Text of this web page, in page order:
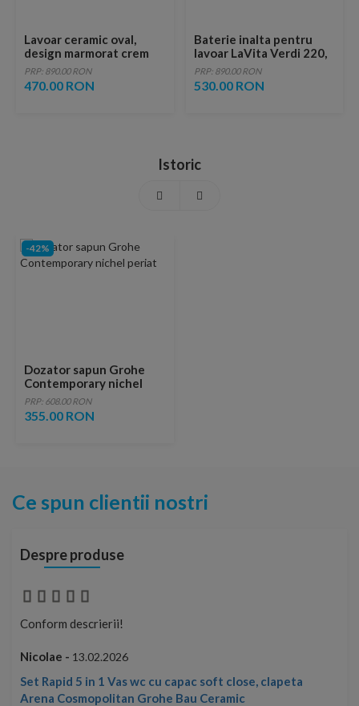
Lavoar ceramic oval,
design marmorat crem
lucios cu vene aurii,
ventil inclus
PRP: 890.00 RON
470.00 RON
Baterie inalta pentru
lavoar LaVita Verdi 220,
fara ventil, brushed
copper
PRP: 890.00 RON
530.00 RON
Istoric
-42%
Dozator sapun Grohe
Contemporary nichel
periat
PRP: 608.00 RON
355.00 RON
Ce spun clientii nostri
Despre produse
Conform descrierii!
Nicolae - 13.02.2026
Set Rapid 5 in 1 Vas wc cu capac soft close, clapeta
Arena Cosmopolitan Grohe Bau Ceramic